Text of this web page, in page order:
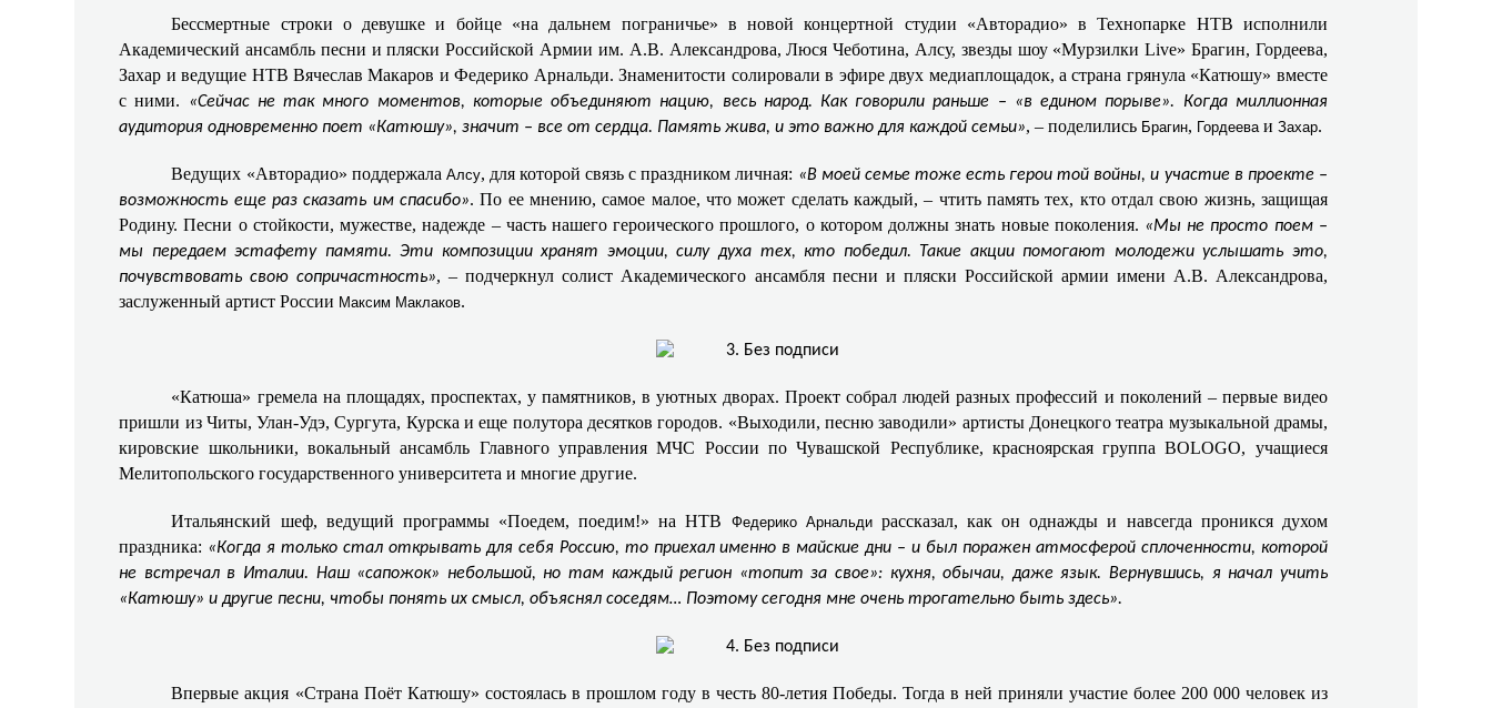
Бессмертные строки о девушке и бойце «на дальнем пограничье» в новой концертной студии «Авторадио» в Технопарке НТВ исполнили
Академический ансамбль песни и пляски Российской Армии им. А.В. Александрова, Люся Чеботина, Алсу, звезды шоу «Мурзилки Live» Брагин, Гордеева,
Захар и ведущие НТВ Вячеслав Макаров и Федерико Арнальди. Знаменитости солировали в эфире двух медиаплощадок, а страна грянула «Катюшу» вместе
с ними.
«Сейчас не так много моментов, которые объединяют нацию, весь народ. Как говорили раньше – «в едином порыве». Когда миллионная
аудитория одновременно поет «Катюшу», значит – все от сердца. Память жива, и это важно для каждой семьи», – поделились Брагин, Гордеева иЗахар.
Ведущих «Авторадио» поддержала Алсу, для которой связь с праздником личная: «В моей семье тоже есть герои той войны, и участие в проекте –
возможность еще раз сказать им спасибо». По ее мнению, самое малое, что может сделать каждый, – чтить память тех, кто отдал свою жизнь, защищая
Родину. Песни о стойкости, мужестве, надежде – часть нашего героического прошлого, о котором должны знать новые поколения. «Мы не просто поем –
мы передаем эстафету памяти. Эти композиции хранят эмоции, силу духа тех, кто победил. Такие акции помогают молодежи услышать это,
почувствовать свою сопричастность», – подчеркнул солист Академического ансамбля песни и пляски Российской армии имени А.В. Александрова,
заслуженный артист России Максим Маклаков.
«Катюша» гремела на площадях, проспектах, у памятников, в уютных дворах. Проект собрал людей разных профессий и поколений – первые видео
пришли из Читы, Улан‑Удэ, Сургута, Курска и еще полутора десятков городов. «Выходили, песню заводили» артисты Донецкого театра музыкальной драмы,
кировские школьники, вокальный ансамбль Главного управления МЧС России по Чувашской Республике, красноярская группа BOLOGO, учащиеся
Мелитопольского государственного университета и многие другие.
Итальянский шеф, ведущий программы «Поедем, поедим!» на НТВ Федерико Арнальдирассказал, как он однажды и навсегда проникся духом
праздника: «Когда я только стал открывать для себя Россию, то приехал именно в майские дни – и был поражен атмосферой сплоченности, которой
не встречал в Италии. Наш «сапожок» небольшой, но там каждый регион «топит за свое»: кухня, обычаи, даже язык. Вернувшись, я начал учить
«Катюшу» и другие песни, чтобы понять их смысл, объяснял соседям… Поэтому сегодня мне очень трогательно быть здесь».
Впервые акция «Страна Поёт Катюшу» состоялась в прошлом году в честь 80‑летия Победы. Тогда в ней приняли участие более 200 000 человек из